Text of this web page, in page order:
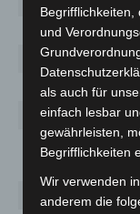
Uelzen
Vechta
Verden
Wesermarsch
Wilhelmshaven,
Wittmund
Begrifflichkeiten,
und
als auch für
einfach lesbar
gewährleisten,
Begrifflichkeiten
Wir verwenden
anderem die